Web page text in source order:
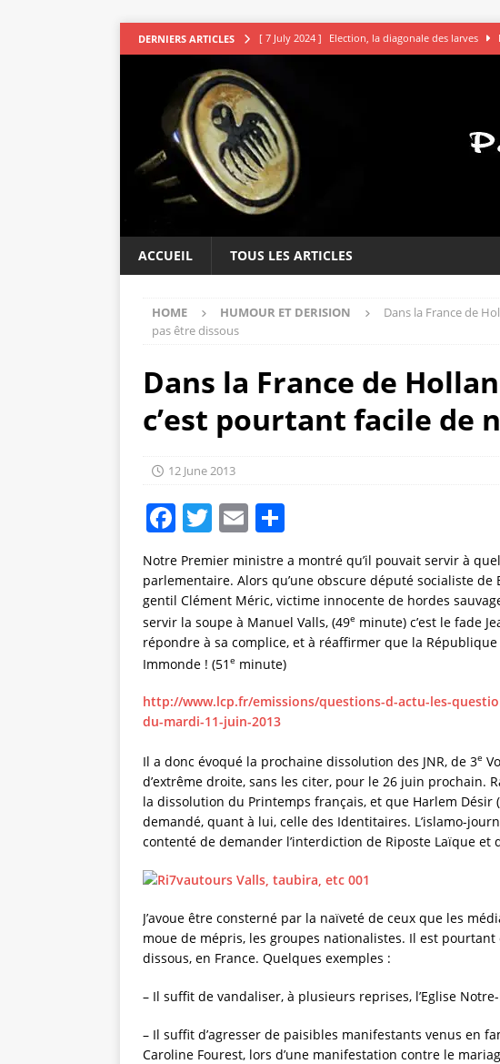
DERNIERS ARTICLES [ 7 July 2024 ] Election, la diagonale des larves
[ 5 July 2024 ]
[ 4 July 2024 ] DSK le sage indique le bon choix
[ 9 July 2024 ]
ACCUEIL TOUS LES ARTICLES
HOME HUMOUR ET DERISION
Dans la France de
pas être dissous
Dans la France de
c’est pourtant facile de
12 June 2013
F
a
c
e
b
o
o
k
T
w
it
te
r
E
m
ai
l
a
re
Notre Premier ministre a montré qu’il pouvait servir à
parlementaire. Alors qu’une obscure député socialiste
gentil Clément Méric, victime innocente de hordes
servir la soupe à Manuel Valls, (49e minute) c’est le fade
répondre à sa complice, et à réaffirmer que la
Immonde ! (51 e minute)
http://www.lcp.fr/emissions/questions-d-actu-les-
du-mardi-11-juin-2013
Il a donc évoqué la prochaine dissolution des JNR, de 3e
d’extrême droite, sans les citer, pour le 26 juin prochain.
la dissolution du Printemps français, et que Harlem Désir
demandé, quant à lui, celle des Identitaires. L’islamo-
contenté de demander l’interdiction de Riposte Laïque et
J’avoue être consterné par la naïveté de ceux que les
moue de mépris, les groupes nationalistes. Il est
dissous, en France. Quelques exemples :
– Il suffit de vandaliser, à plusieurs reprises, l’Eglise
– Il suffit d’agresser de paisibles manifestants venus en
Caroline Fourest, lors d’une manifestation contre le